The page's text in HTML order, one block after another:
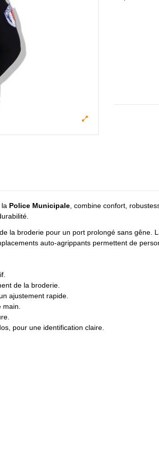
Police Municipale , combine confort,
la broderie pour un port prolongé sans gêne.
auto-agrippants permettent de
de la broderie.
ajustement rapide.
main.
pour une identification claire.